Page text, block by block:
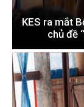
KES ra mắt
chủ đề